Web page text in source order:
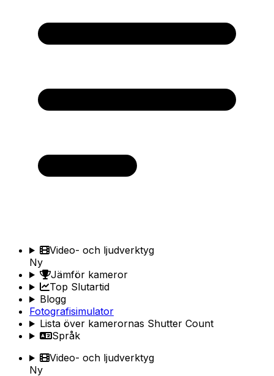
Video- och ljudverktyg
Ny
Jämför kameror
Top Slutartid
Blogg
Fotografisimulator
Lista över kamerornas Shutter Count
Språk
Video- och ljudverktyg
Ny